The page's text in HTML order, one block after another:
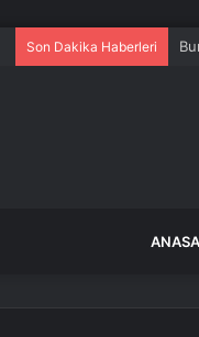
Son Dakika Haberleri